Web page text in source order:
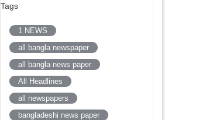
Tags
1 NEWS
all bangla newspaper
all bangla news paper
All Headlines
all newspapers
bangladeshi news paper